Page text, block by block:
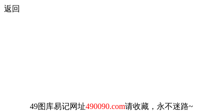
返回
49图库易记网址490090.com请收藏，永不迷路~